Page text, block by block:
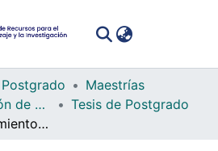
Maestrías
Maestría en Gestión de Tecnologías de la Información
Tesis de Postgrado
Brecha de conocimiento en la gestión de riesgos de seguridad de la información para el área administrativa en el sector farmacéutico hondureño: estudio de caso en distribuidora Leterago y laboratorio Megalabs 2025